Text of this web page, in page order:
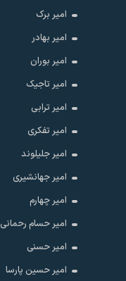
امیر برک
امیر بهادر
امیر بوران
امیر تاجیک
امیر ترابی
امیر تفکری
امیر جلیلوند
امیر جهانشیری
امیر چهارم
امیر حسام رحمانی
امیر حسنی
امیر حسین پارسا